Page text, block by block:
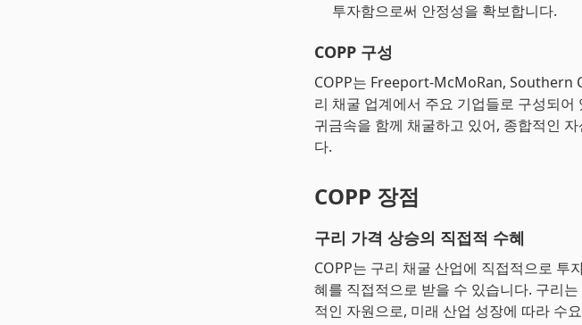
투자함으로써 안정성을 확보합니다.
COPP 구성
COPP는 Freeport-McMoRan,
리 채굴 업계에서 주요 기업들로 구성되
귀금속을 함께 채굴하고 있어, 종합적인
다.
COPP 장점
구리 가격 상승의 직접적 수혜
COPP는 구리 채굴 산업에 직접적으로 투
혜를 직접적으로 받을 수 있습니다. 구리
적인 자원으로, 미래 산업 성장에 따라 수